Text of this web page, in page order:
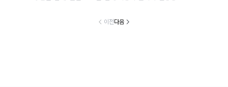
이전다음